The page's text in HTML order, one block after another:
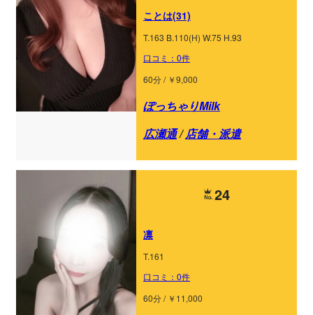
ことは(31)
T.163 B.110(H) W.75 H.93
口コミ：0件
60分 / ￥9,000
ぽっちゃりMilk
広瀬通/店舗・派遣
24
凛
T.161
口コミ：0件
60分 / ￥11,000